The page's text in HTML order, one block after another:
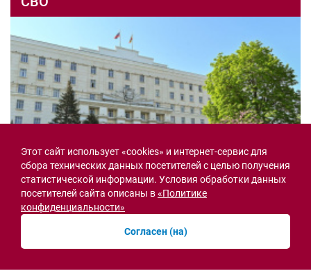
Семьи героев СВО с временной регистрацией
в Ростовской области смогут получить
земельный участок
30.07.2026 13:05
Этот сайт использует «cookies» и интернет-сервис для
сбора технических данных посетителей с целью получения
статистической информации. Условия обработки данных
посетителей сайта описаны в«Политике
конфиденциальности»
Согласен (на)